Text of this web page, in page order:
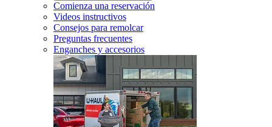
Comienza una reservación
Videos instructivos
Consejos para remolcar
Preguntas frecuentes
Enganches y accesorios